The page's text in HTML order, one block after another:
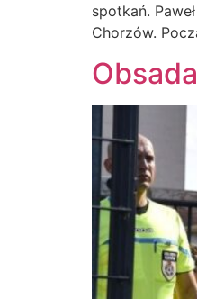
spotkań.
Chorzów.